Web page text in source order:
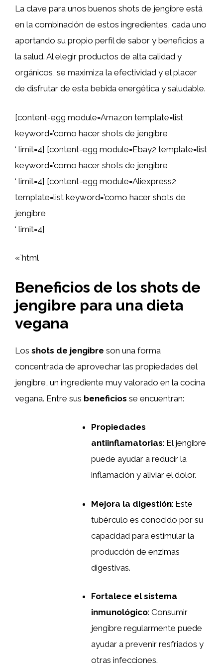
La clave para unos buenos shots de jengibre está
en la combinación de estos ingredientes, cada uno
aportando su propio perfil de sabor y beneficios a
la salud. Al elegir productos de alta calidad y
orgánicos, se maximiza la efectividad y el placer
de disfrutar de esta bebida energética y saludable.
[content-egg module=Amazon template=list
keyword=’como hacer shots de jengibre
‘ limit=4] [content-egg module=Ebay2 template=list
keyword=’como hacer shots de jengibre
‘ limit=4] [content-egg module=Aliexpress2
template=list keyword=’como hacer shots de
jengibre
‘ limit=4]
«`html
Beneficios de los shots de
jengibre para una dieta
vegana
Los shots de jengibre son una forma
concentrada de aprovechar las propiedades del
jengibre, un ingrediente muy valorado en la cocina
vegana. Entre sus beneficios se encuentran:
Propiedades
antiinflamatorias: El jengibre
puede ayudar a reducir la
inflamación y aliviar el dolor.
Mejora la digestión: Este
tubérculo es conocido por su
capacidad para estimular la
producción de enzimas
digestivas.
Fortalece el sistema
inmunológico: Consumir
jengibre regularmente puede
ayudar a prevenir resfriados y
otras infecciones.